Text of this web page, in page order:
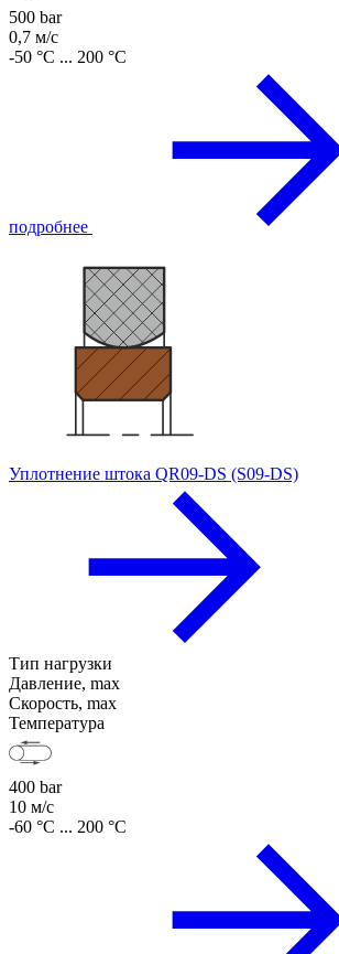
500 bar
0,7 м/с
-50 °C ... 200 °C
подробнее
Уплотнение штока QR09-DS (S09-DS)
Тип нагрузки
Давление, max
Скорость, max
Температура
400 bar
10 м/с
-60 °C ... 200 °C